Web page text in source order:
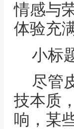
情感与
体验充
小标
尽管
技本质
响，某